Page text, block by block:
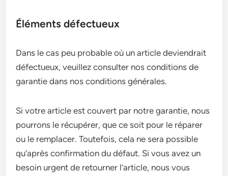
Éléments défectueux
Dans le cas peu probable où un article deviendrait
défectueux, veuillez consulter nos conditions de
garantie dans nos conditions générales.
Si votre article est couvert par notre garantie, nous
pourrons le récupérer, que ce soit pour le réparer
ou le remplacer. Toutefois, cela ne sera possible
qu’après confirmation du défaut. Si vous avez un
besoin urgent de retourner l’article, nous vous